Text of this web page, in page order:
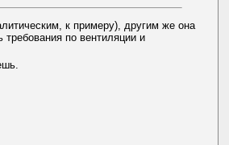
к примеру), другим же она
по вентиляции и